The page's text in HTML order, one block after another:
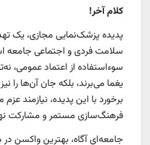
کلام آخر!
پدیده پزشک‌نمایی مجازی، یک
سلامت فردی و اجتماعی جامعه
سوءاستفاده از اعتماد عمومی،
یغما می‌برند، بلکه جان آن‌ها را
برخورد با این پدیده، نیازمند
فرهنگ‌سازی مستمر و مشارکت
جامعه‌ای آگاه، بهترین واکسن